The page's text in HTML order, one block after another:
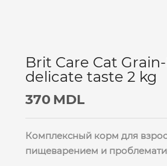
Brit Care Cat
delicate taste 2 kg
370 MDL
Комплексный корм для
пищеварением и